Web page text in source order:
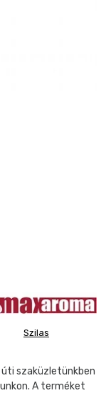
Szilas
szaküzletünkben
A terméket